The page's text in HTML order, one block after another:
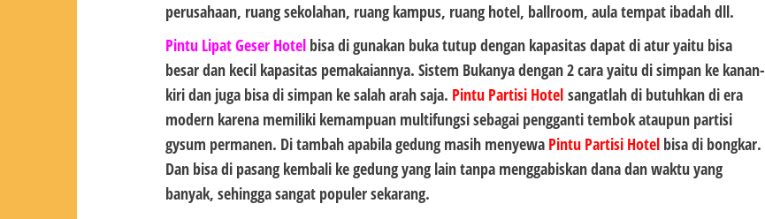
perusahaan, ruang sekolahan, ruang kampus, ruang hotel, ballroom, aula tempat ibadah dll.
Pintu Lipat Geser Hotelbisa di gunakan buka tutup dengan kapasitas dapat di atur yaitu bisa
besar dan kecil kapasitas pemakaiannya. Sistem Bukanya dengan 2 cara yaitu di simpan ke kanan-
kiri dan juga bisa di simpan ke salah arah saja. Pintu Partisi Hotelsangatlah di butuhkan di era
modern karena memiliki kemampuan multifungsi sebagai pengganti tembok ataupun partisi
gysum permanen. Di tambah apabila gedung masih menyewa Pintu Partisi Hotelbisa di bongkar.
Dan bisa di pasang kembali ke gedung yang lain tanpa menggabiskan dana dan waktu yang
banyak, sehingga sangat populer sekarang.